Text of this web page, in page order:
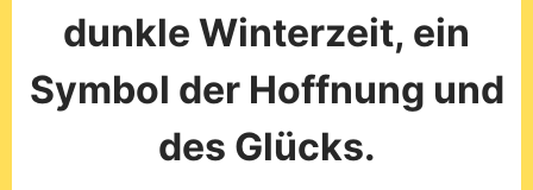
dunkle Winterzeit, ein
Symbol der Hoffnung und
des Glücks.